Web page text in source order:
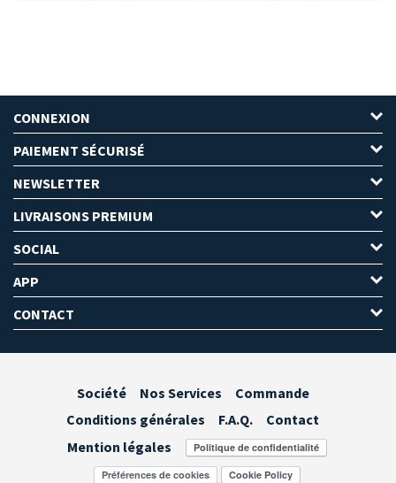
CONNEXION
PAIEMENT SÉCURISÉ
NEWSLETTER
LIVRAISONS PREMIUM
SOCIAL
APP
CONTACT
Société Nos Services
Commande
Conditions générales
F.A.Q.
Contact
Mention légales
Préférences de cookies